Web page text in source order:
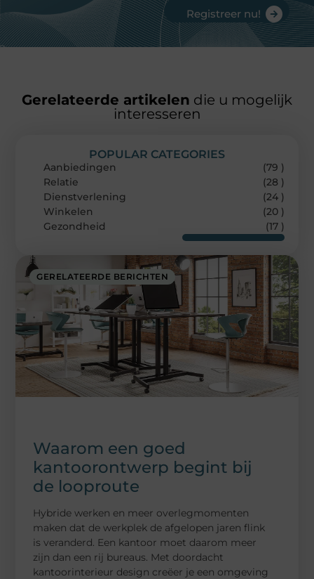
Registreer nu!
Gerelateerde artikelen die u mogelijk
interesseren
GERELATEERDE BERICHTEN
Waarom een goed
kantoorontwerp begint bij
de looproute
Hybride werken en meer overlegmomenten
maken dat de werkplek de afgelopen jaren flink
is veranderd. Een kantoor moet daarom meer
zijn dan een rij bureaus. Met doordacht
kantoorinterieur design creëer je een omgeving
POPULAR CATEGORIES
Aanbiedingen
(79 )
Relatie
(28 )
Dienstverlening
(24 )
Winkelen
(20 )
Gezondheid
(17 )